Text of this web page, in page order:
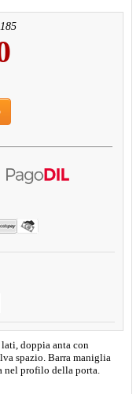
doppia anta con
spazio. Barra maniglia
nel profilo della porta.